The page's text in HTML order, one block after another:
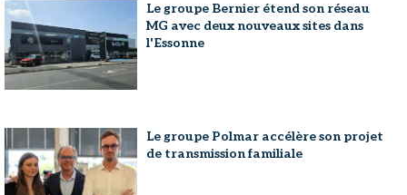
Le groupe Bernier étend son réseau
MG avec deux nouveaux sites dans
l'Essonne
Le groupe Polmar accélère son projet
de transmission familiale